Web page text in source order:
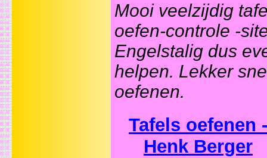
Mooi veelzijdig
oefen-controle -
Engelstalig dus
helpen. Lekker
oefenen.
Tafels oefenen -
Henk Berger